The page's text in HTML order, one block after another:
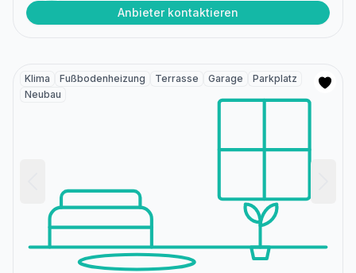
Anbieter kontaktieren
Klima Fußbodenheizung Terrasse Garage
Parkplatz
Neubau